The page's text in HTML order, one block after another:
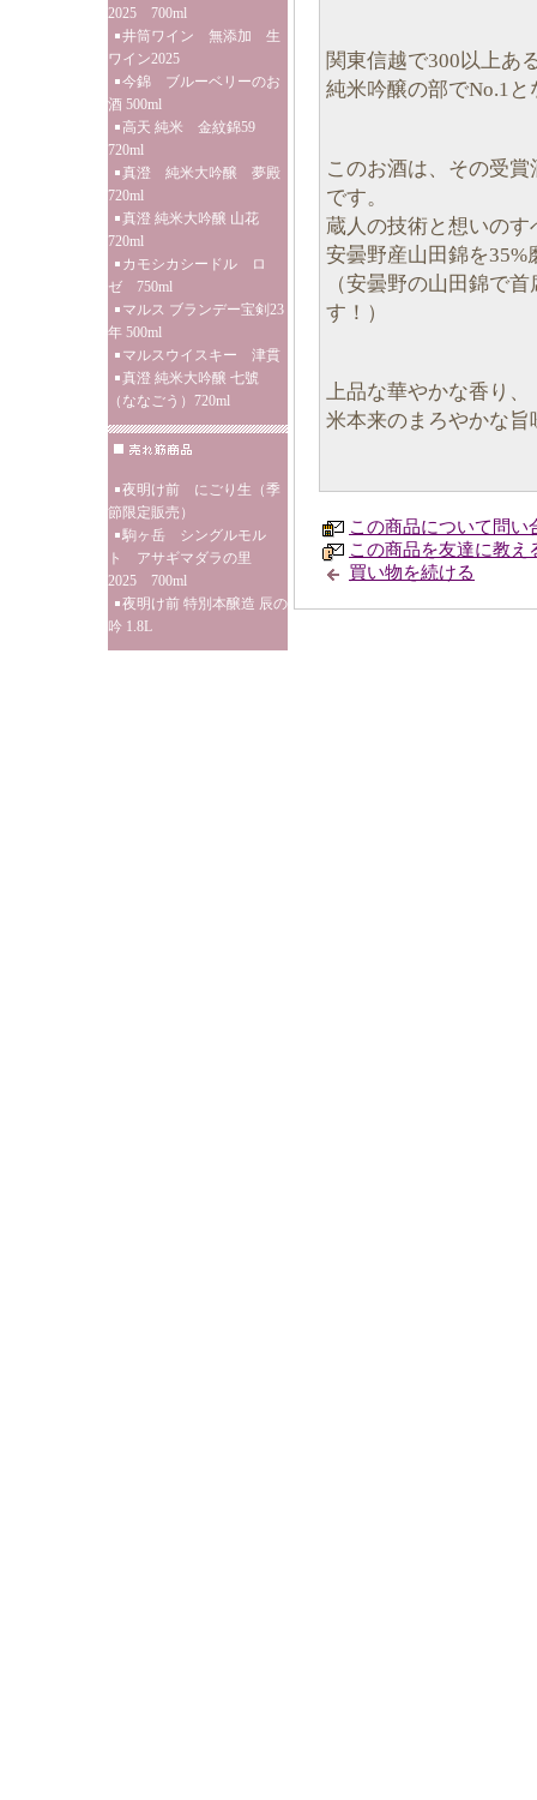
2025 700ml
井筒ワイン 無添加 生
ワイン2025
今錦 ブルーベリーのお
酒 500ml
高天 純米 金紋錦59
720ml
真澄 純米大吟醸 夢殿
720ml
真澄 純米大吟醸 山花
720ml
カモシカシードル ロ
ゼ 750ml
マルス ブランデー宝剣23
年 500ml
マルスウイスキー 津貫
真澄 純米大吟醸 七號
（ななごう）720ml
夜明け前 にごり生（季
節限定販売）
駒ヶ岳 シングルモル
ト アサギマダラの里
2025 700ml
夜明け前 特別本醸造 辰の
吟 1.8L
関東信越で300以上あ
純米吟醸の部でNo.1
このお酒は、その受
です。
蔵人の技術と想いの
安曇野産山田錦を35%
（安曇野の山田錦で
す！）
上品な華やかな香り、
米本来のまろやかな
この商品について問い
この商品を友達に教え
買い物を続ける